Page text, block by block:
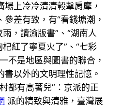
上冷冷清清轂擊肩摩，
差有致，有“看錢塘潮，
，讀渝版書”、“湖南人
紅了寧夏火了”、“七彩
不是地區與圖書的聯合，
以外的文明理性記憶。
都有高著兒”：京派的正
派的精致與清雅，臺灣展